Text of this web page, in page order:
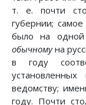
т. е. почти
губернии;
было на одной
обычномуна
в году
ведомству;
году. Почти